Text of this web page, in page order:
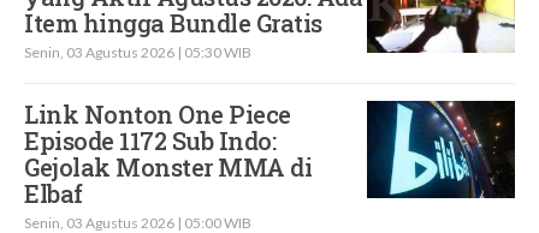
Item hingga Bundle Gratis
Senin, 03 Agustus 2026 | 05:30 WIB
Link Nonton One Piece
Episode 1172 Sub Indo:
Gejolak Monster MMA di
Elbaf
Senin, 03 Agustus 2026 | 05:00 WIB